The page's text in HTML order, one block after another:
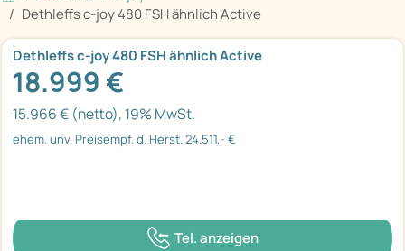
Dethleffs c-joy 480 FSH ähnlich Active
Dethleffs c-joy 480 FSH ähnlich Active
18.999 €
15.966 € (netto), 19% MwSt.
ehem. unv. Preisempf. d. Herst. 24.511,- €
Tel. anzeigen